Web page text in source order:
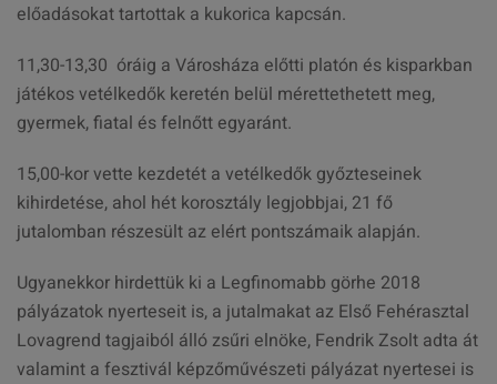
előadásokat tartottak a kukorica kapcsán.
11,30-13,30 óráig a Városháza előtti platón és kisparkban
játékos vetélkedők keretén belül mérettethetett meg,
gyermek, fiatal és felnőtt egyaránt.
15,00-kor vette kezdetét a vetélkedők győzteseinek
kihirdetése, ahol hét korosztály legjobbjai, 21 fő
jutalomban részesült az elért pontszámaik alapján.
Ugyanekkor hirdettük ki a Legfinomabb görhe 2018
pályázatok nyerteseit is, a jutalmakat az Első Fehérasztal
Lovagrend tagjaiból álló zsűri elnöke, Fendrik Zsolt adta át
valamint a fesztivál képzőművészeti pályázat nyertesei is